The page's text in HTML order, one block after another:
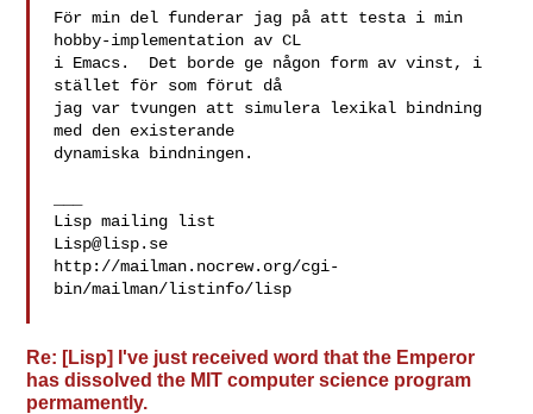
För min del funderar jag på att testa i min
hobby-implementation av CL
i Emacs.  Det borde ge någon form av vinst, i
stället för som förut då
jag var tvungen att simulera lexikal bindning
med den existerande
dynamiska bindningen.
Lisp@lisp.se
http://mailman.nocrew.org/cgi-
bin/mailman/listinfo/lisp
Re: [Lisp] I've just received word that the Emperor
has dissolved the MIT computer science program
permamently.